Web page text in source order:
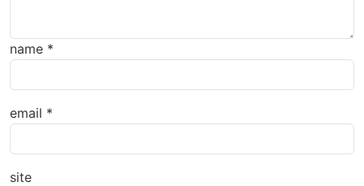
name *
email *
site